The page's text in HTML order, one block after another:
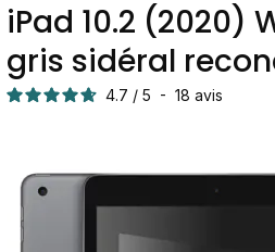
iPad 10.2 (2020)
gris sidéral
4.7 / 5 - 18 avis